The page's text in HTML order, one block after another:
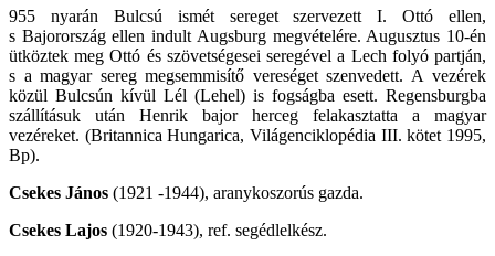
955 nyarán Bulcsú ismét sereget szervezett I. Ottó ellen,
s Bajorország ellen indult Augsburg megvételére. Augusztus 10-én
ütköztek meg Ottó és szövetségesei seregével a Lech folyó partján,
s a magyar sereg megsemmisítő vereséget szenvedett. A vezérek
közül Bulcsún kívül Lél (Lehel) is fogságba esett. Regensburgba
szállításuk után Henrik bajor herceg felakasztatta a magyar
vezéreket. (Britannica Hungarica, Világenciklopédia III. kötet 1995,
Bp).
Csekes János (1921 -1944), aranykoszorús gazda.
Csekes Lajos (1920-1943), ref. segédlelkész.